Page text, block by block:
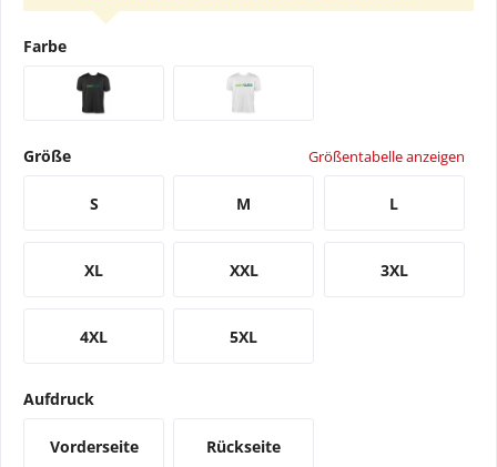
Farbe
Größe Größentabelle anzeigen
S M L
XL XXL 3XL
4XL 5XL
Aufdruck
Vorderseite Rückseite